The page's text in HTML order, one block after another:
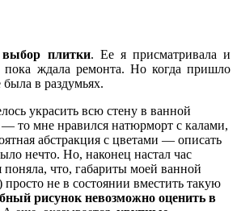
выбор плитки. Ее я присматривала и
пока ждала ремонта. Но когда пришло
в раздумьях.
украсить всю стену в ванной
то мне нравился натюрморт с калами,
абстракция с цветами — описать
нечто. Но, наконец настал час
поняла, что, габариты моей ванной
не в состоянии вместить такую
рисунок невозможно оценить в